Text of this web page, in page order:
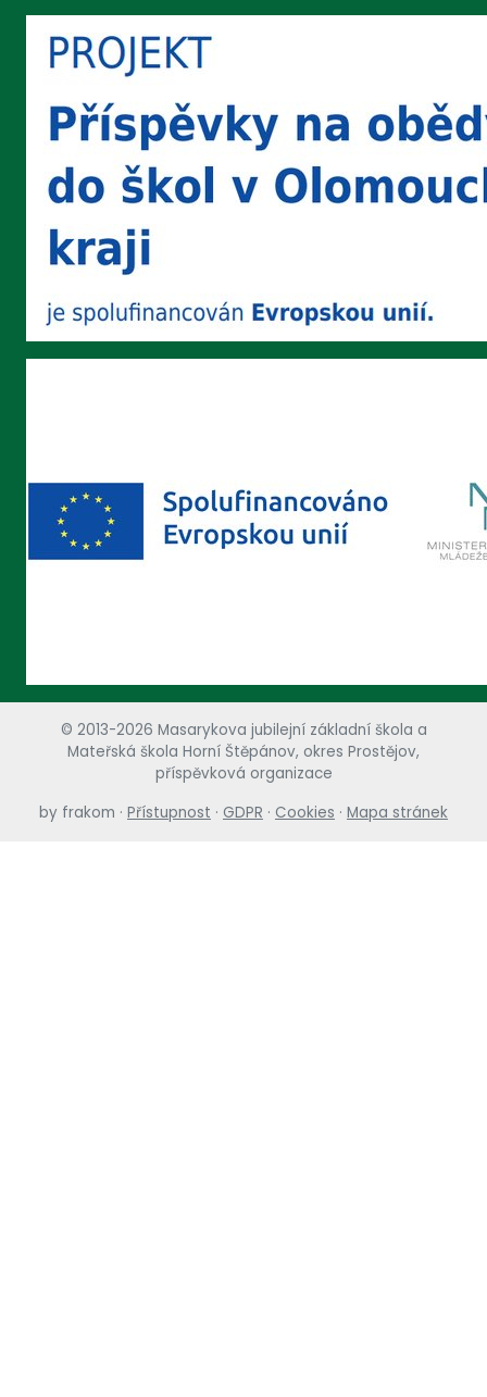
© 2013-2026 Masarykova jubilejní základní škola a
Mateřská škola Horní Štěpánov, okres Prostějov,
příspěvková organizace
by frakom · Přístupnost · GDPR · Cookies · Mapa stránek